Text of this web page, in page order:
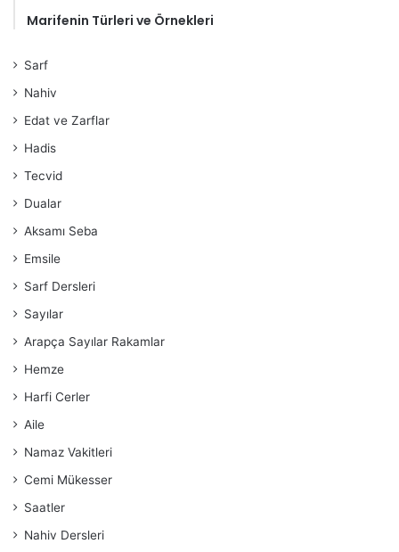
Marifenin Türleri ve Örnekleri
Sarf
Nahiv
Edat ve Zarflar
Hadis
Tecvid
Dualar
Aksamı Seba
Emsile
Sarf Dersleri
Sayılar
Arapça Sayılar Rakamlar
Hemze
Harfi Cerler
Aile
Namaz Vakitleri
Cemi Mükesser
Saatler
Nahiv Dersleri